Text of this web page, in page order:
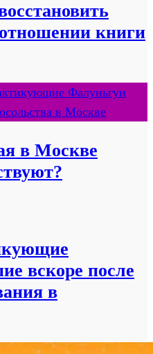
книги
в Москве
вскоре после
в